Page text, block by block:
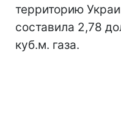
территорию
составила 2,78
куб.м. газа.